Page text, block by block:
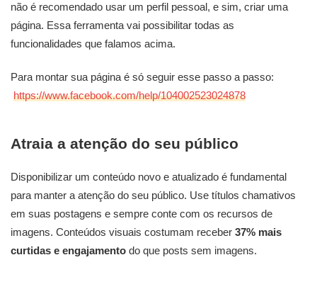
não é recomendado usar um perfil pessoal, e sim, criar uma
página. Essa ferramenta vai possibilitar todas as
funcionalidades que falamos acima.
Para montar sua página é só seguir esse passo a passo:
https://www.facebook.com/help/104002523024878
Atraia a atenção do seu público
Disponibilizar um conteúdo novo e atualizado é fundamental
para manter a atenção do seu público. Use títulos chamativos
em suas postagens e sempre conte com os recursos de
imagens. Conteúdos visuais costumam receber 37% mais
curtidas e engajamento do que posts sem imagens.